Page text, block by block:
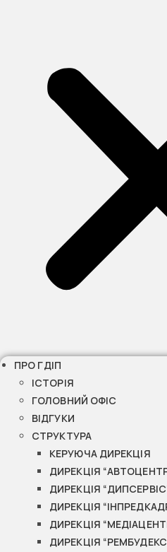
ПРО ГДІП
ІСТОРІЯ
ГОЛОВНИЙ ОФІС
ВІДГУКИ
СТРУКТУРА
КЕРУЮЧА ДИРЕКЦІЯ
ДИРЕКЦІЯ
ДИРЕКЦІЯ
ДИРЕКЦІЯ
ДИРЕКЦІЯ
ДИРЕКЦІЯ